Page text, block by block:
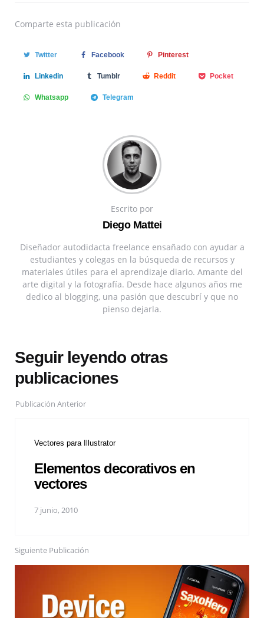
Comparte esta publicación
Twitter Facebook Pinterest
Linkedin Tumblr Reddit Pocket
Whatsapp Telegram
Escrito por
Diego Mattei
Diseñador autodidacta freelance ensañado con ayudar a
estudiantes y colegas en la búsqueda de recursos y
materiales útiles para el aprendizaje diario. Amante del
arte digital y la fotografía. Desde hace algunos años me
dedico al blogging, una pasión que descubrí y que no
pienso dejarla.
Seguir leyendo otras
publicaciones
Publicación Anterior
Vectores para Illustrator
Elementos decorativos en
vectores
7 junio, 2010
Siguiente Publicación